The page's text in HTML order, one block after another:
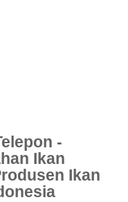
-
Ikan
Ikan